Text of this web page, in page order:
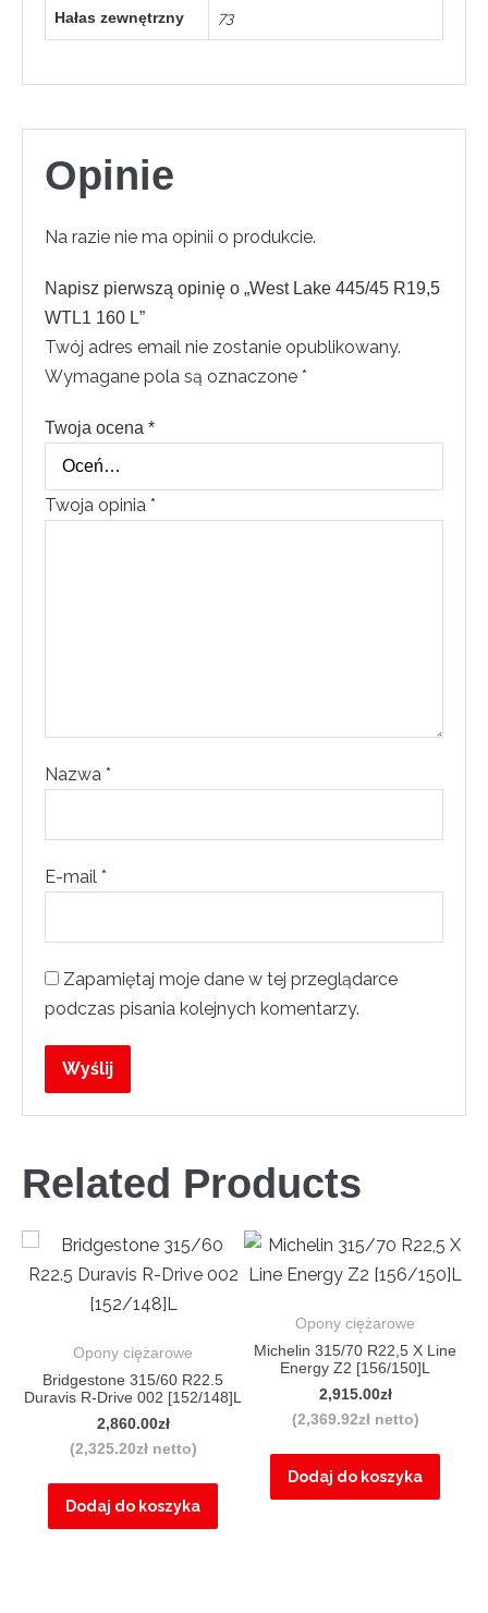
Hałas zewnętrzny 73
Opinie
Na razie nie ma opinii o produkcie.
Napisz pierwszą opinię o „West Lake 445/45 R19,5
WTL1 160 L”
Twój adres email nie zostanie opublikowany.
Wymagane pola są oznaczone *
Twoja ocena *
Twoja opinia *
Nazwa *
E-mail *
Zapamiętaj moje dane w tej przeglądarce
podczas pisania kolejnych komentarzy.
Related Products
Opony ciężarowe
Bridgestone 315/60 R22.5
Duravis R-Drive 002 [152/148]L
2,860.00zł
(2,325.20złnetto)
Dodaj do koszyka
Opony ciężarowe
Michelin 315/70 R22,5 X Line
Energy Z2 [156/150]L
2,915.00zł
(2,369.92złnetto)
Dodaj do koszyka